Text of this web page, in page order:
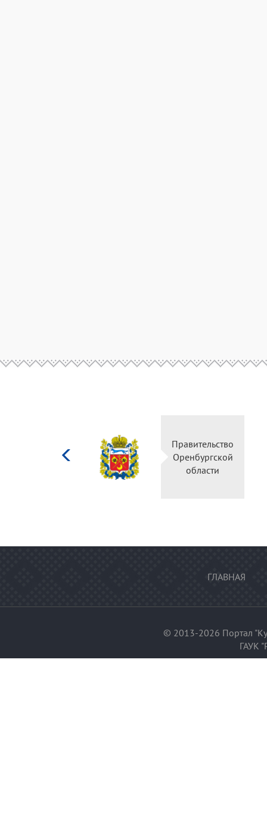
Правительство
Оренбургской
области
ГЛАВНАЯ
© 2013-2026 Портал
ГАУК